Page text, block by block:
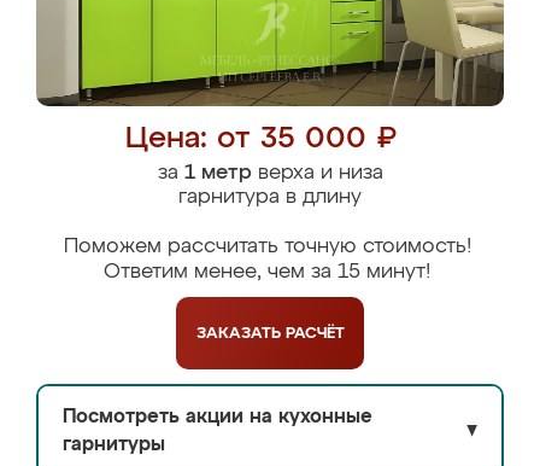
Цена: от 35 000 ₽
за 1 метрверха и низа
гарнитура в длину
Поможем рассчитать точную стоимость!
Ответим менее, чем за 15 минут!
ЗАКАЗАТЬ РАСЧЁТ
Посмотреть акции на кухонные
гарнитуры
▼